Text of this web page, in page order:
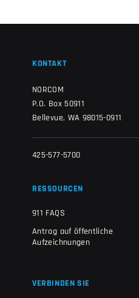
KONTAKT
NORCOM
P.O. Box 50911
Bellevue, WA 98015-0911
425-577-5700
RESSOURCEN
911 FAQS
Antrag auf öffentliche
Aufzeichnungen
VERBINDEN SIE